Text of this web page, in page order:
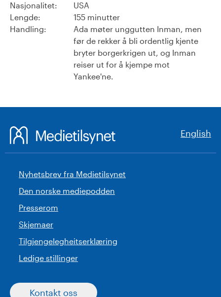
Nasjonalitet:
USA
Lengde:
155 minutter
Handling:
Ada møter unggutten Inman, men
før de rekker å bli ordentlig kjente
bryter borgerkrigen ut, og Inman
reiser ut for å kjempe mot
Yankee'ne.
English
Nyhetsbrev fra Medietilsynet
Den norske mediepodden
Presserom
Skjemaer
Tilgjengelegheitserklæring
Ledige stillinger
Kontakt oss